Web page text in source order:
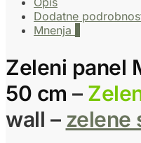
Dodatne
Mnenja
Zeleni panel
50 cm –
wall – zelene